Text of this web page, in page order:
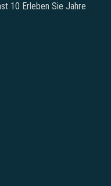
10 Erleben Sie Jahre